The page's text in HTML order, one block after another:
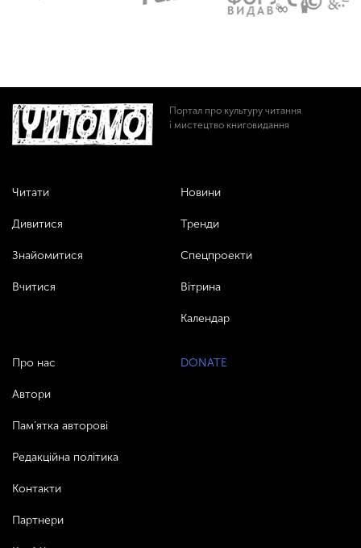
Портал про культуру читання
і мистецтво книговидання
Читати
Дивитися
Знайомитися
Вчитися
Новини
Тренди
Спецпроекти
Вітрина
Календар
Про нас
Автори
Пам’ятка авторові
Редакційна політика
Контакти
Партнери
DONATE